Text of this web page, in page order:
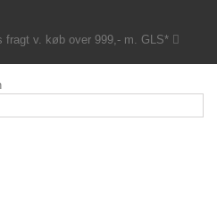
fragt v. køb over 999,- m. GLS*